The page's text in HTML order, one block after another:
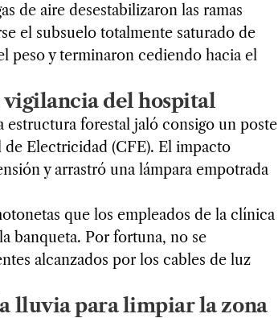
de aire desestabilizaron las ramas
el subsuelo totalmente saturado de
peso y terminaron cediendo hacia el
vigilancia del hospital
estructura forestal jaló consigo un poste
Electricidad (CFE). El impacto
y arrastró una lámpara empotrada
que los empleados de la clínica
banqueta. Por fortuna, no se
alcanzados por los cables de luz
lluvia para limpiar la zona